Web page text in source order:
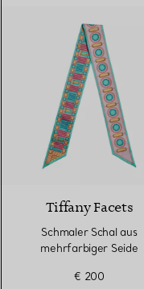
Tiffany Facets
Schmaler Schal aus
mehrfarbiger Seide
€ 200